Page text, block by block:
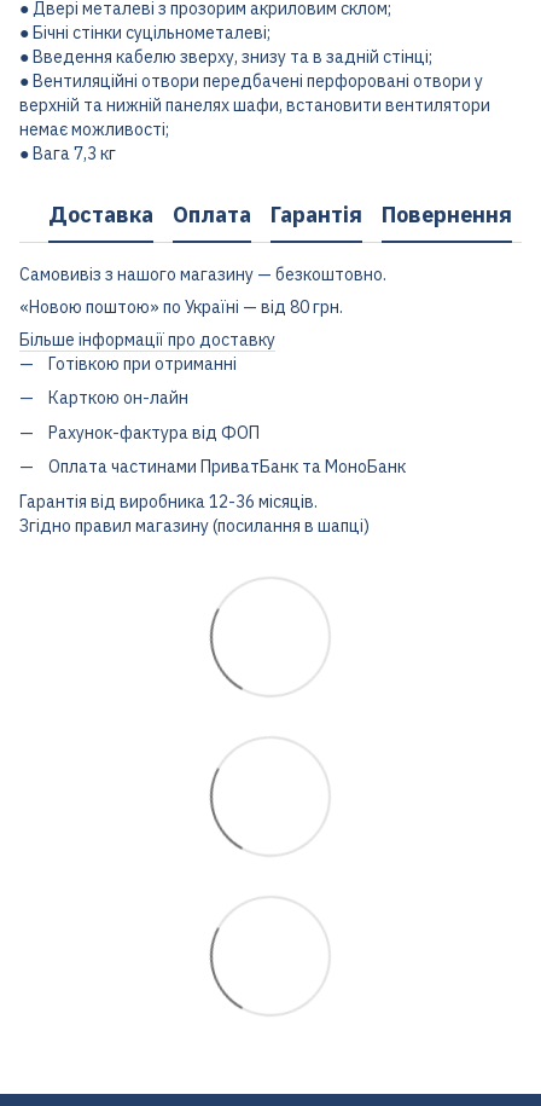
● Двері металеві з прозорим акриловим склом;
● Бічні стінки суцільнометалеві;
● Введення кабелю зверху, знизу та в задній стінці;
● Вентиляційні отвори передбачені перфоровані отвори у
верхній та нижній панелях шафи, встановити вентилятори
немає можливості;
● Вага 7,3 кг
Доставка Оплата Гарантія Повернення
Самовивіз з нашого магазину — безкоштовно.
«Новою поштою» по Україні — від 80 грн.
Більше інформації про доставку
Готівкою при отриманні
Карткою он-лайн
Рахунок-фактура від ФОП
Оплата частинами ПриватБанк та МоноБанк
Гарантія від виробника 12-36 місяців.
Згідно правил магазину (посилання в шапці)